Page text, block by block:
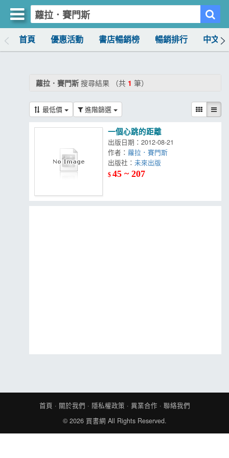
首頁 優惠活動 書店暢銷榜 暢銷排行 中文書
蘿拉．賽門斯搜尋結果 （共 1 筆）
最低價 進階篩選
一個心跳的距離
出版日期：2012-08-21
作者： 蘿拉．賽門斯
出版社：
$ 45 ~ 207
首頁 · 關於我們 · 隱私權政策 · 異業合作 · 聯絡我們
© 2026 買書網 All Rights Reserved.
買書網
書店暢銷榜
外文書